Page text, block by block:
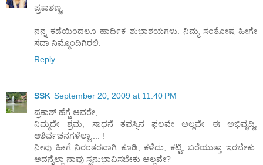
ಪ್ರಕಾಶಣ್ಣ,
ನನ್ನ ಕಡೆಯಿಂದಲೂ ಹಾರ್ದಿಕ ಶುಭಾಶಯಗಳು. ನಿಮ್ಮ ಸಂತೋಷ ಹೀಗೇ
ಸದಾ ನಿಮ್ಮೊಂದಿಗಿರಲಿ.
Reply
SSK September 20, 2009 at 11:40 PM
ಪ್ರಕಾಶ್ ಹೆಗ್ಡೆ ಅವರೇ,
ನಿಮ್ಮದೇ ಶ್ರಮ, ಸಾಧನೆ ತಪಸ್ಸಿನ ಫಲವೇ ಅಲ್ಲವೇ ಈ ಅಭಿವೃದ್ದಿ,
ಆಶಿರ್ವಚನಗಳೆಲ್ಲಾ.... !
ನೀವು ಹೀಗೆ ನಿರಂತರವಾಗಿ ಕೂಡಿ, ಕಳೆದು, ಕಟ್ಟಿ, ಬರೆಯುತ್ತಾ ಇರಬೇಕು.
ಅದನ್ನೆಲ್ಲಾ ನಾವು ಸ್ವನುಭಾವಿಸಬೇಕು ಅಲ್ಲವೇ?